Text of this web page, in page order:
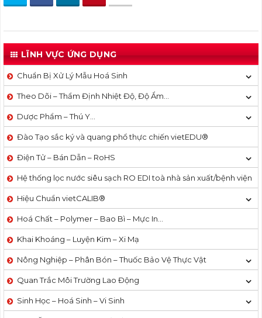
LĨNH VỰC ỨNG DỤNG
Chuẩn Bị Xử Lý Mẫu Hoá Sinh
Theo Dõi – Thẩm Định Nhiệt Độ, Độ Ẩm…
Dược Phẩm – Thú Y…
Đào Tạo sắc ký và quang phổ thực chiến vietEDU®
Điện Tử – Bán Dẫn – RoHS
Hệ thống lọc nước siêu sạch RO EDI​​ toà nhà sản xuất/bệnh viện
Hiệu Chuẩn vietCALIB®
Hoá Chất – Polymer – Bao Bì – Mực In…
Khai Khoáng – Luyện Kim – Xi Mạ
Nông Nghiệp – Phân Bón – Thuốc Bảo Vệ Thực Vật
Quan Trắc Môi Trường Lao Động
Sinh Học – Hoá Sinh – Vi Sinh